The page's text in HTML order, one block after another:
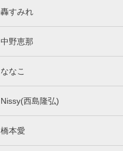
轟すみれ
中野恵那
ななこ
Nissy(西島隆弘)
橋本愛